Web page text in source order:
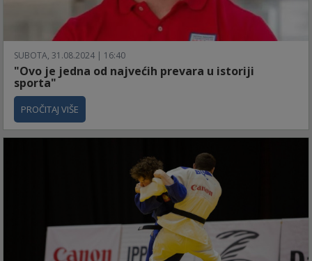
SUBOTA, 31.08.2024 | 16:40
"Ovo je jedna od najvećih prevara u istoriji
sporta"
PROČITAJ VIŠE